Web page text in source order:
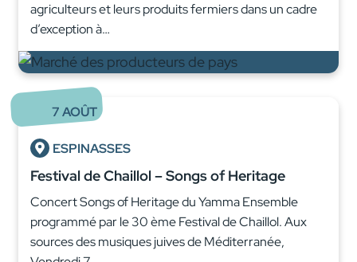
agriculteurs et leurs produits fermiers dans un cadre
d’exception à…
7AOÛT
ESPINASSES
Festival de Chaillol – Songs of Heritage
Concert Songs of Heritage du Yamma Ensemble
programmé par le 30 ème Festival de Chaillol. Aux
sources des musiques juives de Méditerranée,